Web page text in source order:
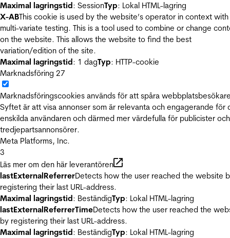
Maximal lagringstid: SessionTyp: Lokal HTML-lagring
X-ABThis cookie is used by the website’s operator in context with
multi-variate testing. This is a tool used to combine or change
on the website. This allows the website to find the best
variation/edition of the site.
Maximal lagringstid: 1 dagTyp: HTTP-cookie
Marknadsföring 27
Marknadsföringscookies används för att spåra
Syftet är att visa annonser som är relevanta och engagerande för
enskilda användaren och därmed mer värdefulla för publicister och
tredjepartsannonsörer.
Meta Platforms, Inc.
3
Läs mer om den här leverantören
lastExternalReferrerDetects how the user reached the website
registering their last URL-address.
Maximal lagringstid: BeständigTyp: Lokal HTML-lagring
lastExternalReferrerTimeDetects how the user reached the
by registering their last URL-address.
Maximal lagringstid: BeständigTyp: Lokal HTML-lagring